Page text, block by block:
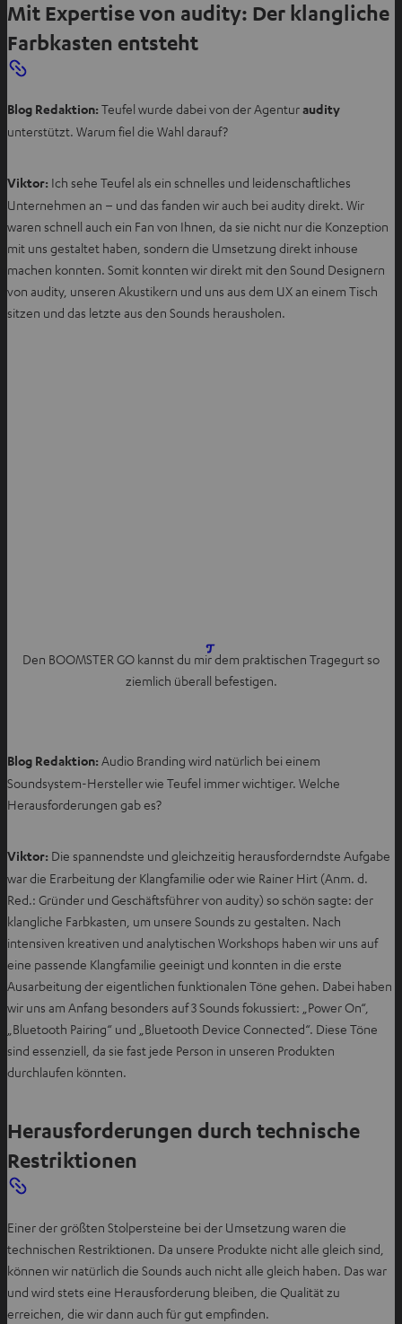
Mit Expertise von audity: Der klangliche
Farbkasten entsteht
Blog Redaktion: Teufel wurde dabei von der Agenturaudity
unterstützt. Warum fiel die Wahl darauf?
Viktor: Ich sehe Teufel als ein schnelles und leidenschaftliches
Unternehmen an – und das fanden wir auch bei audity direkt. Wir
waren schnell auch ein Fan von Ihnen, da sie nicht nur die Konzeption
mit uns gestaltet haben, sondern die Umsetzung direkt inhouse
machen konnten. Somit konnten wir direkt mit den Sound Designern
von audity, unseren Akustikern und uns aus dem UX an einem Tisch
sitzen und das letzte aus den Sounds herausholen.
m
e
n
Den BOOMSTER GO kannst du mir dem praktischen Tragegurt so
ziemlich überall befestigen.
Blog Redaktion: Audio Branding wird natürlich bei einem
Soundsystem-Hersteller wie Teufel immer wichtiger. Welche
Herausforderungen gab es?
Viktor: Die spannendste und gleichzeitig herausforderndste Aufgabe
war die Erarbeitung der Klangfamilie oder wie Rainer Hirt (Anm. d.
Red.: Gründer und Geschäftsführer von audity) so schön sagte: der
klangliche Farbkasten, um unsere Sounds zu gestalten. Nach
intensiven kreativen und analytischen Workshops haben wir uns auf
eine passende Klangfamilie geeinigt und konnten in die erste
Ausarbeitung der eigentlichen funktionalen Töne gehen. Dabei haben
wir uns am Anfang besonders auf 3 Sounds fokussiert: „Power On“,
„Bluetooth Pairing“ und „Bluetooth Device Connected“. Diese Töne
sind essenziell, da sie fast jede Person in unseren Produkten
durchlaufen könnten.
Herausforderungen durch technische
Restriktionen
Einer der größten Stolpersteine bei der Umsetzung waren die
technischen Restriktionen. Da unsere Produkte nicht alle gleich sind,
können wir natürlich die Sounds auch nicht alle gleich haben. Das war
und wird stets eine Herausforderung bleiben, die Qualität zu
erreichen, die wir dann auch für gut empfinden.